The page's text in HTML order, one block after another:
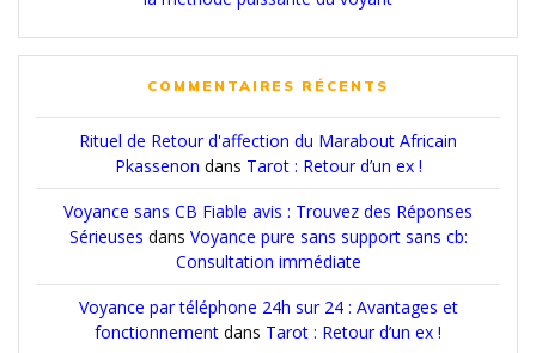
COMMENTAIRES RÉCENTS
Rituel de Retour d'affection du Marabout Africain
Pkassenon dans Tarot : Retour d’un ex !
Voyance sans CB Fiable avis : Trouvez des Réponses
Sérieuses dans Voyance pure sans support sans cb:
Consultation immédiate
Voyance par téléphone 24h sur 24 : Avantages et
fonctionnement dans Tarot : Retour d’un ex !